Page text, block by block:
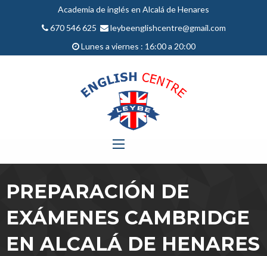
Academia de inglés en Alcalá de Henares
670 546 625
leybeenglishcentre@gmail.com
Lunes a viernes : 16:00 a 20:00
PREPARACIÓN DE
EXÁMENES CAMBRIDGE
EN ALCALÁ DE HENARES